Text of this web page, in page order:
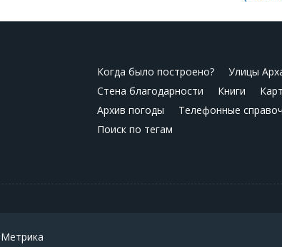
Когда было построено?
Улицы
Стена благодарности
Книги
Архив погоды
Телефонные
Поиск по тегам